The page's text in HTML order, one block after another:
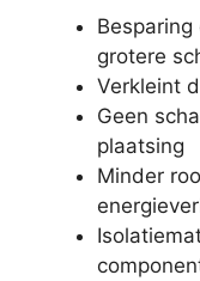
grotere
Verkleint
Geen
plaatsing
Minder